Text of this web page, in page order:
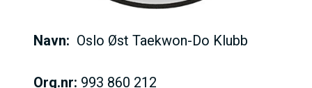
Navn: Oslo Øst Taekwon-Do Klubb
Org.nr: 993 860 212